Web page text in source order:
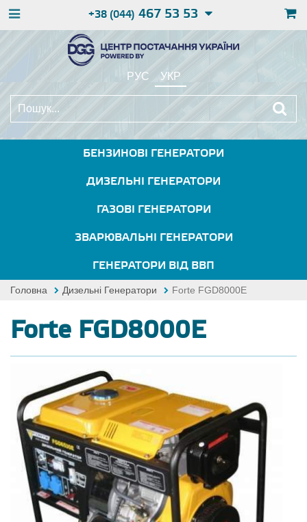
+38 (044) 467 53 53
РУС УКР
БЕНЗИНОВІ ГЕНЕРАТОРИ
ДИЗЕЛЬНІ ГЕНЕРАТОРИ
ГАЗОВІ ГЕНЕРАТОРИ
ЗВАРЮВАЛЬНІ ГЕНЕРАТОРИ
ГЕНЕРАТОРИ ВІД ВВП
Головна Дизельні Генератори Forte FGD8000E
Forte FGD8000E